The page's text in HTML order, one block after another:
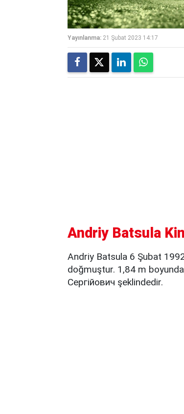
Yayınlanma: 21 Şubat 2023 14:17
Andriy Batsula
Andriy Batsula 6 Şubat
doğmuştur. 1,84 m
Сергійович şeklindedir.